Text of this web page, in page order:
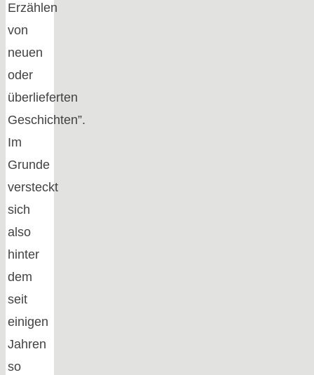
Erzählen
von
neuen
oder
überlieferten
Geschichten”.
Im
Grunde
versteckt
sich
also
hinter
dem
seit
einigen
Jahren
so